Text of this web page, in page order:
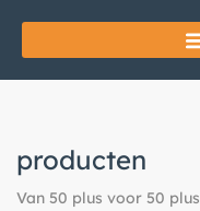
producten
Van 50 plus voor 50 plus